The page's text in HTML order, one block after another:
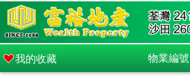
我的收藏 物業編號